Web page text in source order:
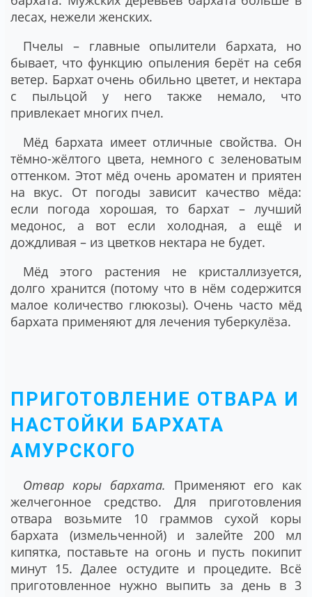
лесах, нежели женских.
Пчелы – главные опылители бархата, но
бывает, что функцию опыления берёт на себя
ветер. Бархат очень обильно цветет, и нектара
с пыльцой у него также немало, что
привлекает многих пчел.
Мёд бархата имеет отличные свойства. Он
тёмно-жёлтого цвета, немного с зеленоватым
оттенком. Этот мёд очень ароматен и приятен
на вкус. От погоды зависит качество мёда:
если погода хорошая, то бархат – лучший
медонос, а вот если холодная, а ещё и
дождливая – из цветков нектара не будет.
Мёд этого растения не кристаллизуется,
долго хранится (потому что в нём содержится
малое количество глюкозы). Очень часто мёд
бархата применяют для лечения туберкулёза.
ПРИГОТОВЛЕНИЕ ОТВАРА И
НАСТОЙКИ БАРХАТА
АМУРСКОГО
Отвар коры бархата. Применяют его как
желчегонное средство. Для приготовления
отвара возьмите 10 граммов сухой коры
бархата (измельченной) и залейте 200 мл
кипятка, поставьте на огонь и пусть покипит
минут 15. Далее остудите и процедите. Всё
приготовленное нужно выпить за день в 3